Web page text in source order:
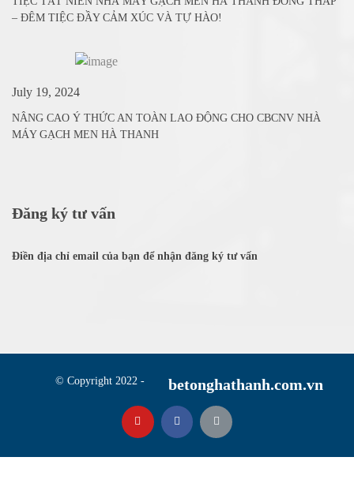
– ĐÊM TIỆC ĐẦY CẢM XÚC VÀ TỰ HÀO!
July 19, 2024
NÂNG CAO Ý THỨC AN TOÀN LAO ĐỘNG CHO CBCNV NHÀ
MÁY GẠCH MEN HÀ THANH
Đăng ký tư vấn
Điền địa chỉ email của bạn để nhận đăng ký tư vấn
© Copyright 2022 - betonghathanh.com.vn